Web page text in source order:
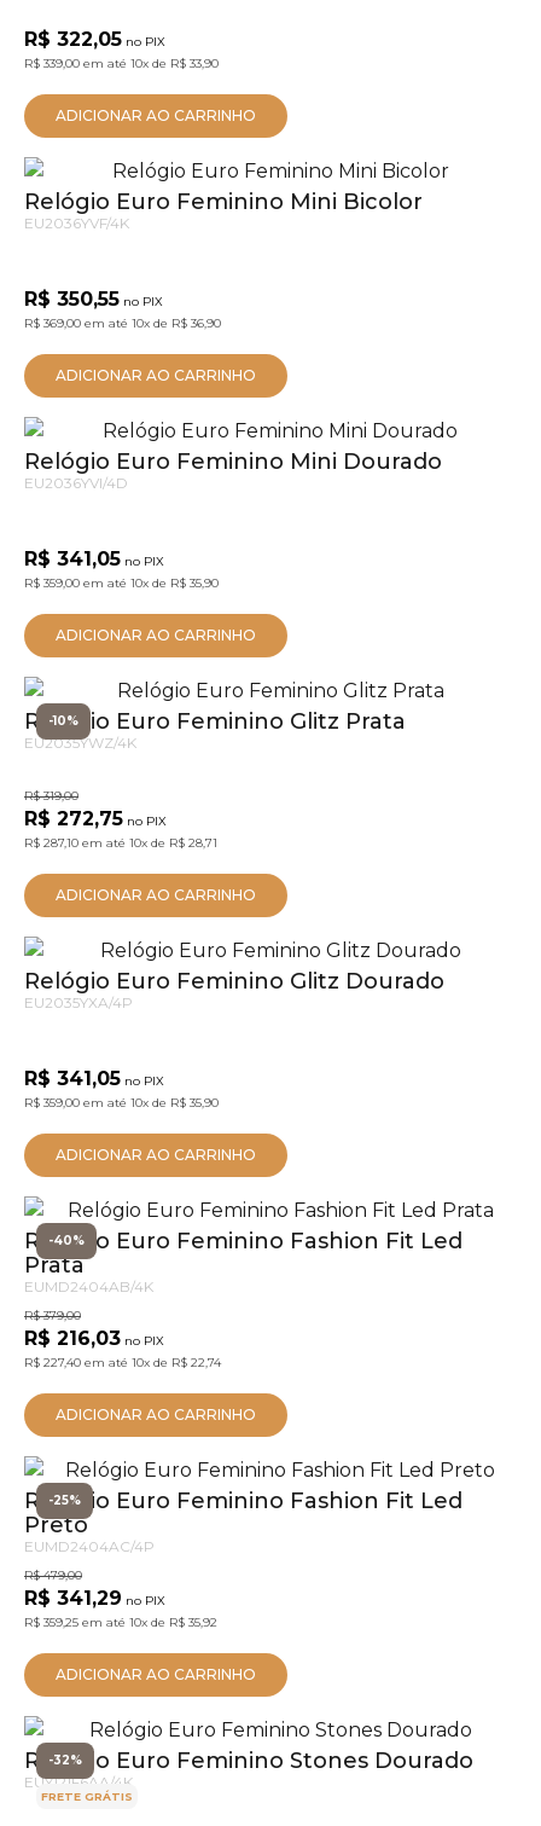
R$ 322,05 no PIX
R$ 339,00 em até 10x de R$ 33,90
ADICIONAR AO CARRINHO
Relógio Euro Feminino Mini Bicolor
EU2036YVF/4K
R$ 350,55 no PIX
R$ 369,00 em até 10x de R$ 36,90
ADICIONAR AO CARRINHO
Relógio Euro Feminino Mini Dourado
EU2036YVI/4D
R$ 341,05 no PIX
R$ 359,00 em até 10x de R$ 35,90
ADICIONAR AO CARRINHO
-10%
Relógio Euro Feminino Glitz Prata
EU2035YWZ/4K
R$ 319,00
R$ 272,75 no PIX
R$ 287,10 em até 10x de R$ 28,71
ADICIONAR AO CARRINHO
Relógio Euro Feminino Glitz Dourado
EU2035YXA/4P
R$ 341,05 no PIX
R$ 359,00 em até 10x de R$ 35,90
ADICIONAR AO CARRINHO
-40%
Relógio Euro Feminino Fashion Fit Led
Prata
EUMD2404AB/4K
R$ 379,00
R$ 216,03 no PIX
R$ 227,40 em até 10x de R$ 22,74
ADICIONAR AO CARRINHO
-25%
Relógio Euro Feminino Fashion Fit Led
Preto
EUMD2404AC/4P
R$ 479,00
R$ 341,29 no PIX
R$ 359,25 em até 10x de R$ 35,92
ADICIONAR AO CARRINHO
-32%
FRETE GRÁTIS
Relógio Euro Feminino Stones Dourado
EUY121F6AA/4K